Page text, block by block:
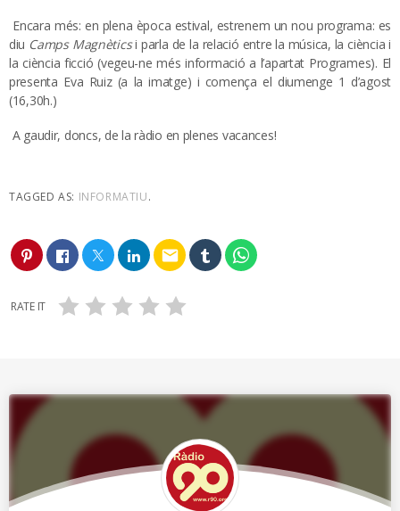
Encara més: en plena època estival, estrenem un nou programa: es
diu Camps Magnèticsi parla de la relació entre la música, la ciència i
la ciència ficció (vegeu-ne més informació a l’apartat Programes). El
presenta Eva Ruiz (a la imatge) i comença el diumenge 1 d’agost
(16,30h.)
A gaudir, doncs, de la ràdio en plenes vacances!
TAGGED AS: INFORMATIU.
email
RATE IT